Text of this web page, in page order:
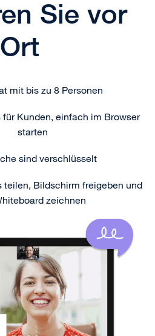
Sie vor
Ort
mit bis zu 8 Personen
für Kunden, einfach im Browser
starten
sind verschlüsselt
teilen, Bildschirm freigeben und
zeichnen